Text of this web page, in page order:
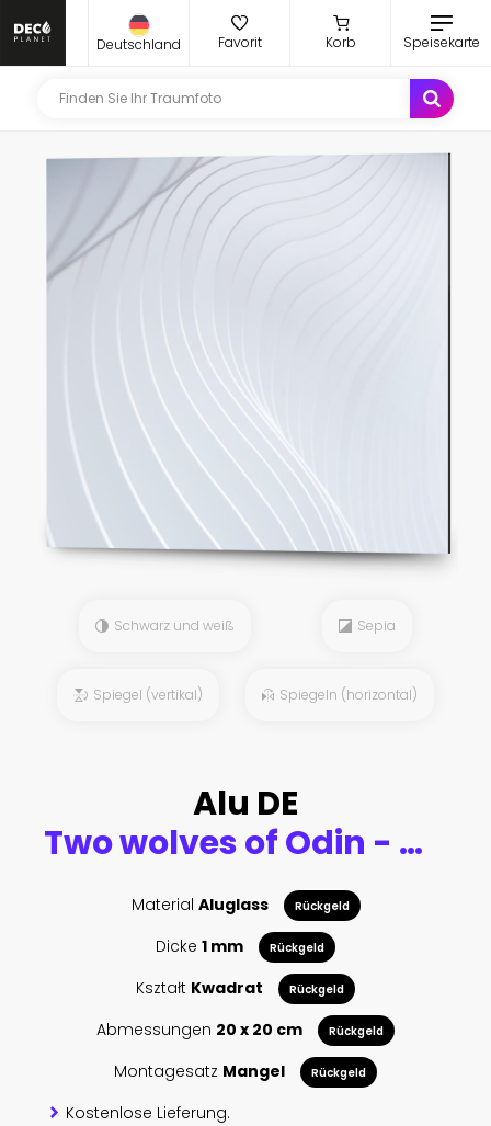
Deutschland Favorit Korb Speisekarte
Schwarz und weiß Sepia
Spiegel (vertikal) Spiegeln (horizontal)
Alu DE
Two wolves of Odin - Geri and Freki, Scandinavian and Celtic style
Material Aluglass Rückgeld
Dicke 1 mm Rückgeld
Kształt Kwadrat Rückgeld
Abmessungen 20 x 20 cm Rückgeld
Montagesatz Mangel Rückgeld
Kostenlose Lieferung.